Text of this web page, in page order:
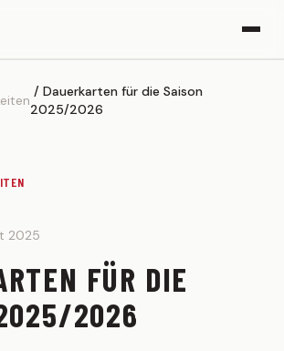
Dauerkarten für die Saison
2025/2026
2025
FÜR DIE
2026